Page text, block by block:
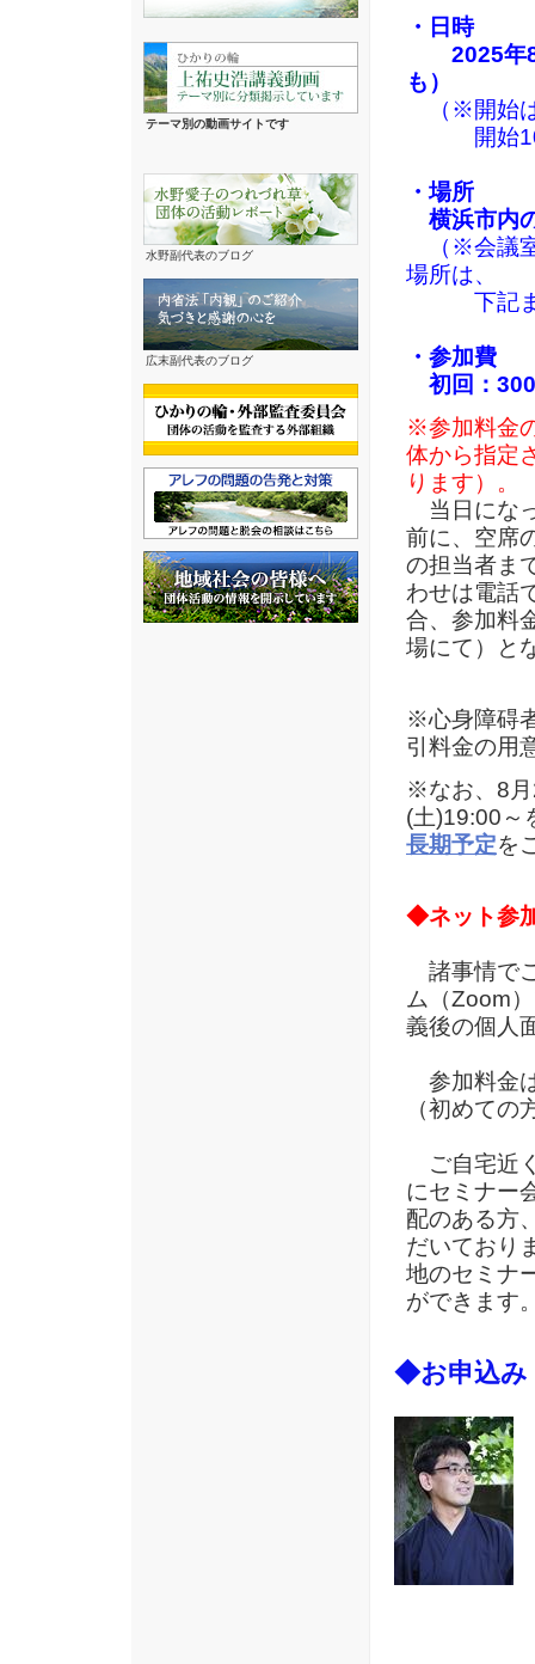
・日時
2025年8
も）
（※開始
開始10分
・場所
横浜市内
（※会議
場所は、
下記まで
・参加費
初回：
※参加料金
体から指定
ります） 。
当日にな
前に、空席
の担当者ま
わせは電話
合、参加料
場にて）と
※心身障碍
引料金の用
※なお、8月
(土)19:00～
長期予定を
◆ネット参
諸事情で
ム（Zoom
義後の個人
参加料金
（初めて
ご自宅近
にセミナー
配のある方
だいており
地のセミナ
ができます
◆お申込み
テーマ別の動画サイトです
水野副代表のブログ
広末副代表のブログ